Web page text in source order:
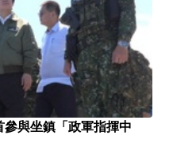
與坐鎮「政軍指揮中